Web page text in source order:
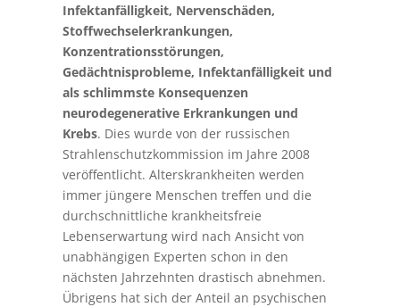
Infektanfälligkeit, Nervenschäden,
Stoffwechselerkrankungen,
Konzentrationsstörungen,
Gedächtnisprobleme, Infektanfälligkeit und
als schlimmste Konsequenzen
neurodegenerative Erkrankungen und
Krebs. Dies wurde von der russischen
Strahlenschutzkommission im Jahre 2008
veröffentlicht. Alterskrankheiten werden
immer jüngere Menschen treffen und die
durchschnittliche krankheitsfreie
Lebenserwartung wird nach Ansicht von
unabhängigen Experten schon in den
nächsten Jahrzehnten drastisch abnehmen.
Übrigens hat sich der Anteil an psychischen